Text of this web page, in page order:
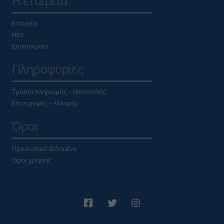
Εταιρεία
Νέα
Επικοινωνία
Πληροφορίες
Τρόποι πληρωμής – αποστολής
Επιστροφές – Αλλαγής
Όροι
Προσωπικά δεδομένα
Όροι χρήσης